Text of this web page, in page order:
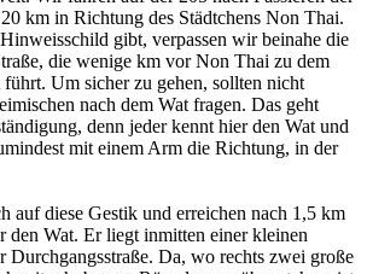
km in Richtung des Städtchens Non Thai.
gibt, verpassen wir beinahe die
die wenige km vor Non Thai zu dem
führt. Um sicher zu gehen, sollten nicht
nach dem Wat fragen. Das geht
denn jeder kennt hier den Wat und
mit einem Arm die Richtung, in der
auf diese Gestik und erreichen nach 1,5 km
den Wat. Er liegt inmitten einer kleinen
Durchgangsstraße. Da, wo rechts zwei große